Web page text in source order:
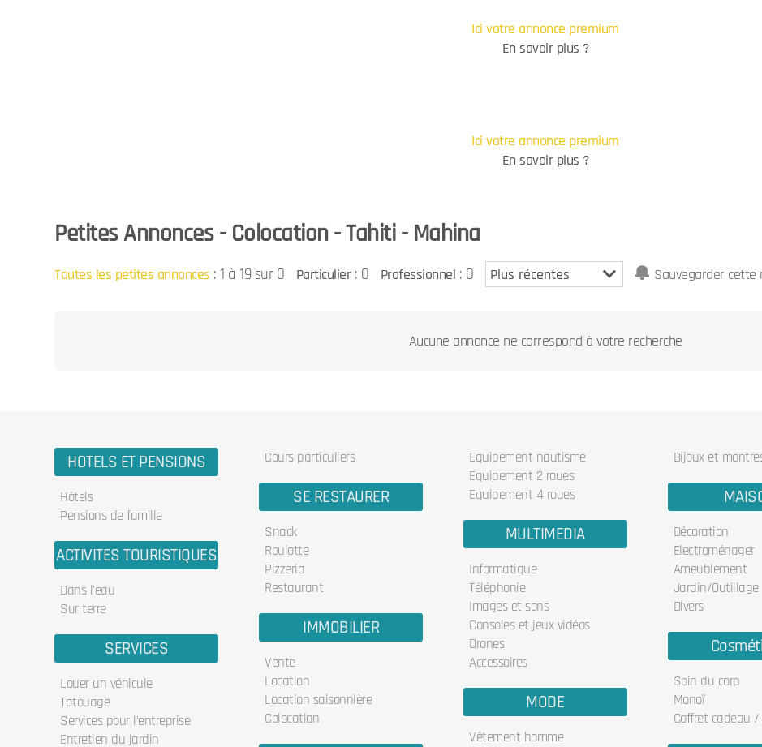
Ici votre annonce premium
En savoir plus ?
Ici votre annonce premium
En savoir plus ?
Petites Annonces - Colocation - Tahiti - Mahina
Toutes les petites annonces :1 à 19 sur 0 Particulier: 0 Professionnel : 0 Sauvegarder cette
Aucune annonce ne correspond à votre recherche
HOTELS ET PENSIONS
Hôtels
Pensions de famille
ACTIVITES TOURISTIQUES
Dans l'eau
Sur terre
SERVICES
Louer un véhicule
Tatouage
Services pour l'entreprise
Entretien du jardin
Cours particuliers
SE RESTAURER
Snack
Roulotte
Pizzeria
Restaurant
IMMOBILIER
Vente
Location
Location saisonnière
Colocation
Equipement nautisme
Equipement 2 roues
Equipement 4 roues
MULTIMEDIA
Informatique
Téléphonie
Images et sons
Consoles et jeux vidéos
Drones
Accessoires
MODE
Vêtement homme
Bijoux et
Décoration
Electroménager
Ameublement
Jardin/Outillage
Divers
Soin du corp
Monoï
Coffret cadeau /